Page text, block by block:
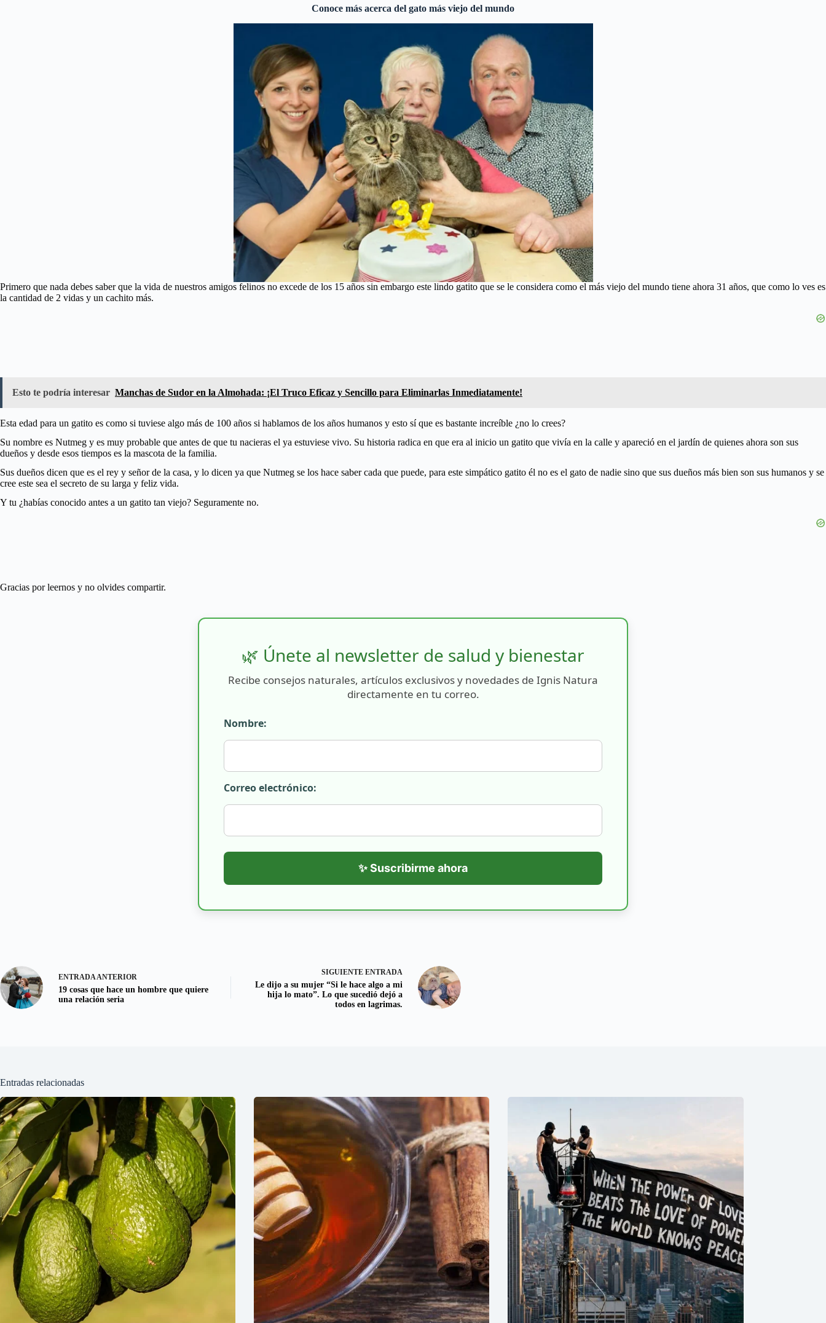
Conoce más acerca del gato más viejo del mundo
Primero que nada debes saber que la vida de nuestros amigos felinos no excede de los 15 años sin embargo este lindo gatito que se le considera como el más viejo del mundo tiene ahora 31 años, que como lo ves es
la cantidad de 2 vidas y un cachito más.
Esto te podría interesar Manchas de Sudor en la Almohada: ¡El Truco Eficaz y Sencillo para Eliminarlas Inmediatamente!
Esta edad para un gatito es como si tuviese algo más de 100 años si hablamos de los años humanos y esto sí que es bastante increíble ¿no lo crees?
Su nombre es Nutmeg y es muy probable que antes de que tu nacieras el ya estuviese vivo. Su historia radica en que era al inicio un gatito que vivía en la calle y apareció en el jardín de quienes ahora son sus
dueños y desde esos tiempos es la mascota de la familia.
Sus dueños dicen que es el rey y señor de la casa, y lo dicen ya que Nutmeg se los hace saber cada que puede, para este simpático gatito él no es el gato de nadie sino que sus dueños más bien son sus humanos y se
cree este sea el secreto de su larga y feliz vida.
Y tu ¿habías conocido antes a un gatito tan viejo? Seguramente no.
Gracias por leernos y no olvides compartir.
🌿 Únete al newsletter de salud y bienestar
Recibe consejos naturales, artículos exclusivos y novedades de Ignis Natura
directamente en tu correo.
Nombre:
Correo electrónico:
✨ Suscribirme ahora
ENTRADA ANTERIOR
19 cosas que hace un hombre que quiere
una relación seria
SIGUIENTE ENTRADA
Le dijo a su mujer “Si le hace algo a mi
hija lo mato”. Lo que sucedió dejó a
todos en lagrimas.
Entradas relacionadas